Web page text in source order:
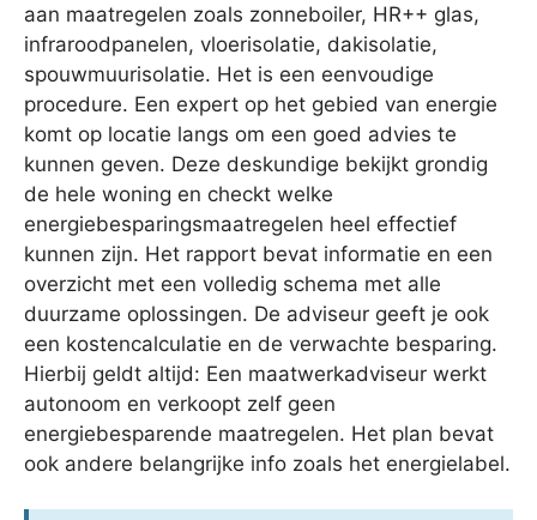
aan maatregelen zoals zonneboiler, HR++ glas,
infraroodpanelen, vloerisolatie, dakisolatie,
spouwmuurisolatie. Het is een eenvoudige
procedure. Een expert op het gebied van energie
komt op locatie langs om een goed advies te
kunnen geven. Deze deskundige bekijkt grondig
de hele woning en checkt welke
energiebesparingsmaatregelen heel effectief
kunnen zijn. Het rapport bevat informatie en een
overzicht met een volledig schema met alle
duurzame oplossingen. De adviseur geeft je ook
een kostencalculatie en de verwachte besparing.
Hierbij geldt altijd: Een maatwerkadviseur werkt
autonoom en verkoopt zelf geen
energiebesparende maatregelen. Het plan bevat
ook andere belangrijke info zoals het energielabel.